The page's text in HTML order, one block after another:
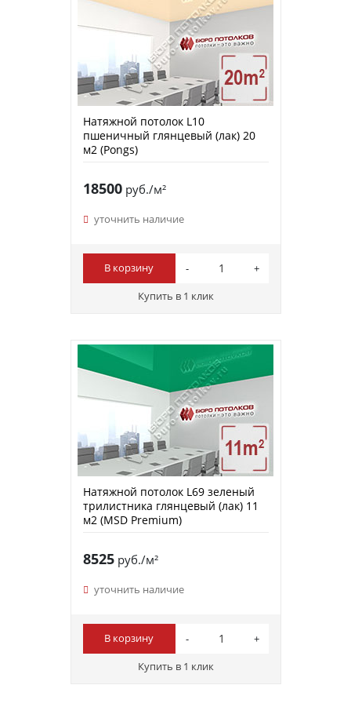
Натяжной потолок L10
пшеничный глянцевый (лак) 20
м2 (Pongs)
18500руб./м²
уточнить наличие
В корзину
Купить в 1 клик
Натяжной потолок L69 зеленый
трилистника глянцевый (лак) 11
м2 (MSD Premium)
8525руб./м²
уточнить наличие
В корзину
Купить в 1 клик